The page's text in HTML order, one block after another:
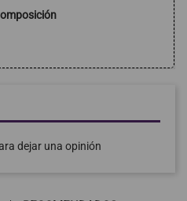
dejar una opinión